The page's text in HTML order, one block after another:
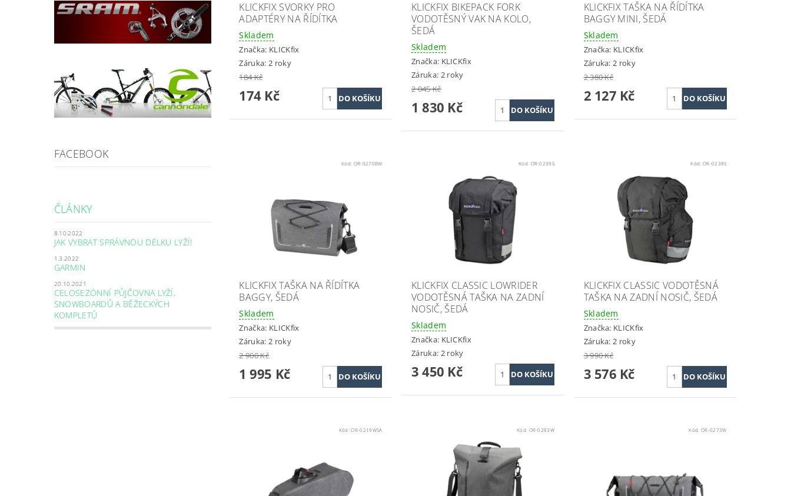
FACEBOOK
ČLÁNKY
8.10.2022
JAK VYBRAT SPRÁVNOU DÉLKU LYŽÍ!
1.3.2022
GARMIN
20.10.2021
CELOSEZÓNNÍ PŮJČOVNA LYŽÍ,
SNOWBOARDŮ A BĚŽECKÝCH
KOMPLETŮ
KLICKFIX SVORKY PRO
ADAPTÉRY NA ŘÍDÍTKA
Skladem
Značka: KLICKfix
Záruka: 2 roky
184 Kč
174 Kč
KLICKFIX BIKEPACK FORK
VODOTĚSNÝ VAK NA KOLO,
ŠEDÁ
Skladem
Značka: KLICKfix
Záruka: 2 roky
2 045 Kč
1 830 Kč
KLICKFIX TAŠKA NA ŘÍDÍTKA
BAGGY MINI, ŠEDÁ
Skladem
Značka: KLICKfix
Záruka: 2 roky
2 380 Kč
2 127 Kč
Kód: OR-0270BW
KLICKFIX TAŠKA NA ŘÍDÍTKA
BAGGY, ŠEDÁ
Skladem
Značka: KLICKfix
Záruka: 2 roky
2 900 Kč
1 995 Kč
Kód: OR-0239S
KLICKFIX CLASSIC LOWRIDER
VODOTĚSNÁ TAŠKA NA ZADNÍ
NOSIČ, ŠEDÁ
Skladem
Značka: KLICKfix
Záruka: 2 roky
3 450 Kč
Kód:OR-0238S
KLICKFIX CLASSIC VODOTĚSNÁ
TAŠKA NA ZADNÍ NOSIČ, ŠEDÁ
Skladem
Značka: KLICKfix
Záruka: 2 roky
3 990 Kč
3 576 Kč
Kód:OR-0219WSA Kód: OR-0283W Kód:OR-0273W